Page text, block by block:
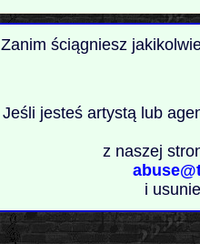
Zanim ściągniesz
Jeśli jesteś artystą lub
z naszej
i